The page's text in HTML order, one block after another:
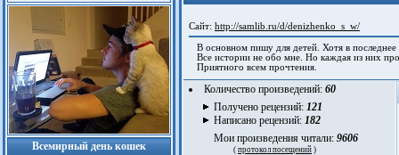
Всемирный день кошек
Сайт: http://samlib.ru/d/denizhenko_s_w/
В основном пишу для детей. Хотя в
Все истории не обо мне. Но каждая из них
Приятного всем прочтения.
Количество произведений: 60
Получено рецензий: 121
Написано рецензий: 182
Мои произведения читали: 9606
( протокол посещений )